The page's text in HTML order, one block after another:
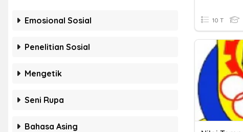
Emosional Sosial
Penelitian Sosial
Mengetik
Seni Rupa
Bahasa Asing
10 T